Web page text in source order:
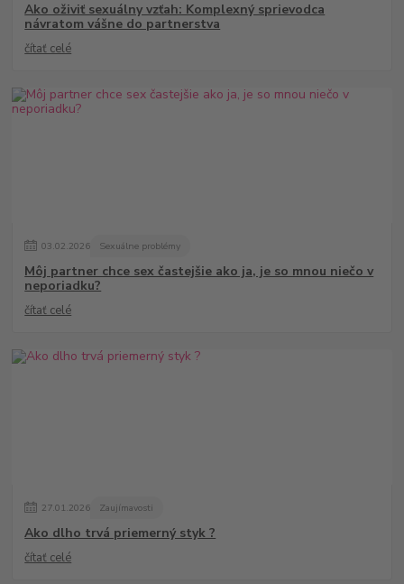
Ako oživiť sexuálny vzťah: Komplexný sprievodca
návratom vášne do partnerstva
čítať celé
03.02.2026 Sexuálne problémy
Môj partner chce sex častejšie ako ja, je so mnou niečo v
neporiadku?
čítať celé
27.01.2026 Zaujímavosti
Ako dlho trvá priemerný styk ?
čítať celé